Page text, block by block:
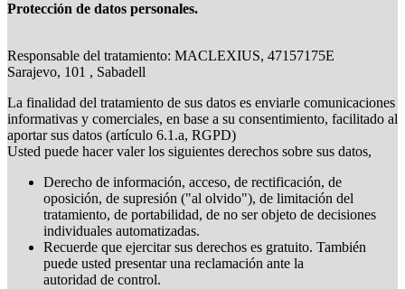
Protección de datos personales.
Responsable del tratamiento: MACLEXIUS, 47157175E
Sarajevo, 101 , Sabadell
La finalidad del tratamiento de sus datos es enviarle comunicaciones
informativas y comerciales, en base a su consentimiento, facilitado al
aportar sus datos (artículo 6.1.a, RGPD)
Usted puede hacer valer los siguientes derechos sobre sus datos,
Derecho de información, acceso, de rectificación, de
oposición, de supresión ("al olvido"), de limitación del
tratamiento, de portabilidad, de no ser objeto de decisiones
individuales automatizadas.
Recuerde que ejercitar sus derechos es gratuito. También
puede usted presentar una reclamación ante la
autoridad de control.